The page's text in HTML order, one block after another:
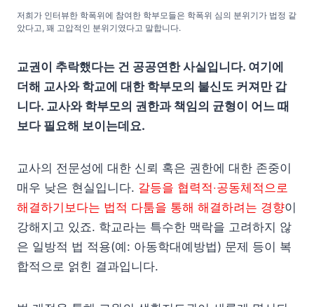
저희가 인터뷰한 학폭위에 참여한 학부모들은 학폭위 심의 분위기가 법정 같
았다고, 꽤 고압적인 분위기였다고 말합니다.
교권이 추락했다는 건 공공연한 사실입니다. 여기에
더해 교사와 학교에 대한 학부모의 불신도 커져만 갑
니다. 교사와 학부모의 권한과 책임의 균형이 어느 때
보다 필요해 보이는데요.
교사의 전문성에 대한 신뢰 혹은 권한에 대한 존중이
매우 낮은 현실입니다. 갈등을 협력적‧공동체적으로
해결하기보다는 법적 다툼을 통해 해결하려는 경향이
강해지고 있죠. 학교라는 특수한 맥락을 고려하지 않
은 일방적 법 적용(예: 아동학대예방법) 문제 등이 복
합적으로 얽힌 결과입니다.